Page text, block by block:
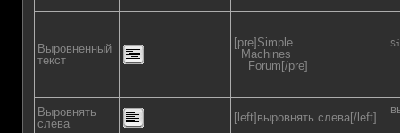
Выровненный
текст
[pre]Simple
Machines
Forum[/pre]
Выровнять
слева
[left]выровнять слева[/left]